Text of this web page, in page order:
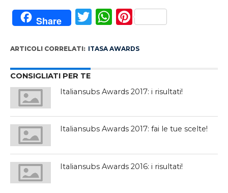
Share Twitter
WhatsApp
Pinterest
ARTICOLI CORRELATI: ITASA AWARDS
CONSIGLIATI PER TE
Italiansubs Awards 2017: i risultati!
Italiansubs Awards 2017: fai le tue scelte!
Italiansubs Awards 2016: i risultati!